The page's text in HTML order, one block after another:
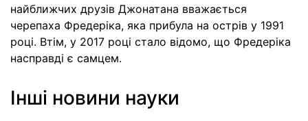
найближчих друзів Джонатана вважається
черепаха Фредеріка, яка прибула на острів у 1991
році. Втім, у 2017 році стало відомо, що Фредеріка
насправді є самцем.
Інші новини науки